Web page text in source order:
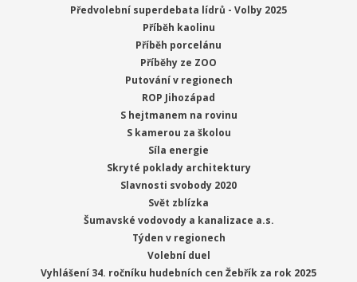
Předvolební superdebata lídrů - Volby 2025
Příběh kaolinu
Příběh porcelánu
Příběhy ze ZOO
Putování v regionech
ROP Jihozápad
S hejtmanem na rovinu
S kamerou za školou
Síla energie
Skryté poklady architektury
Slavnosti svobody 2020
Svět zblízka
Šumavské vodovody a kanalizace a.s.
Týden v regionech
Volební duel
Vyhlášení 34. ročníku hudebních cen Žebřík za rok 2025